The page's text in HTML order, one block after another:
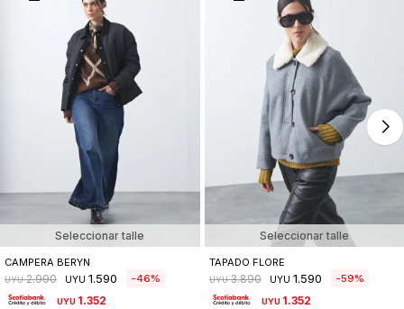
Seleccionar talle
CAMPERA BERYN
UYU 2.990 UYU 1.590 46
UYU 1.352
Seleccionar talle
TAPADO FLORE
UYU 3.890 UYU 1.590 59
UYU 1.352